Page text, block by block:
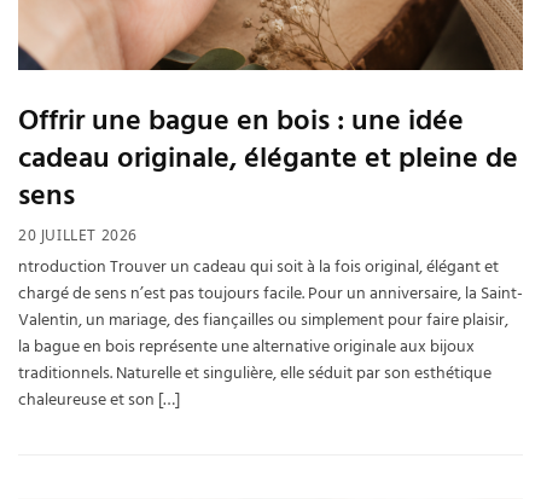
Offrir une bague en bois : une idée
cadeau originale, élégante et pleine de
sens
20 JUILLET 2026
ntroduction Trouver un cadeau qui soit à la fois original, élégant et
chargé de sens n’est pas toujours facile. Pour un anniversaire, la Saint-
Valentin, un mariage, des fiançailles ou simplement pour faire plaisir,
la bague en bois représente une alternative originale aux bijoux
traditionnels. Naturelle et singulière, elle séduit par son esthétique
chaleureuse et son […]